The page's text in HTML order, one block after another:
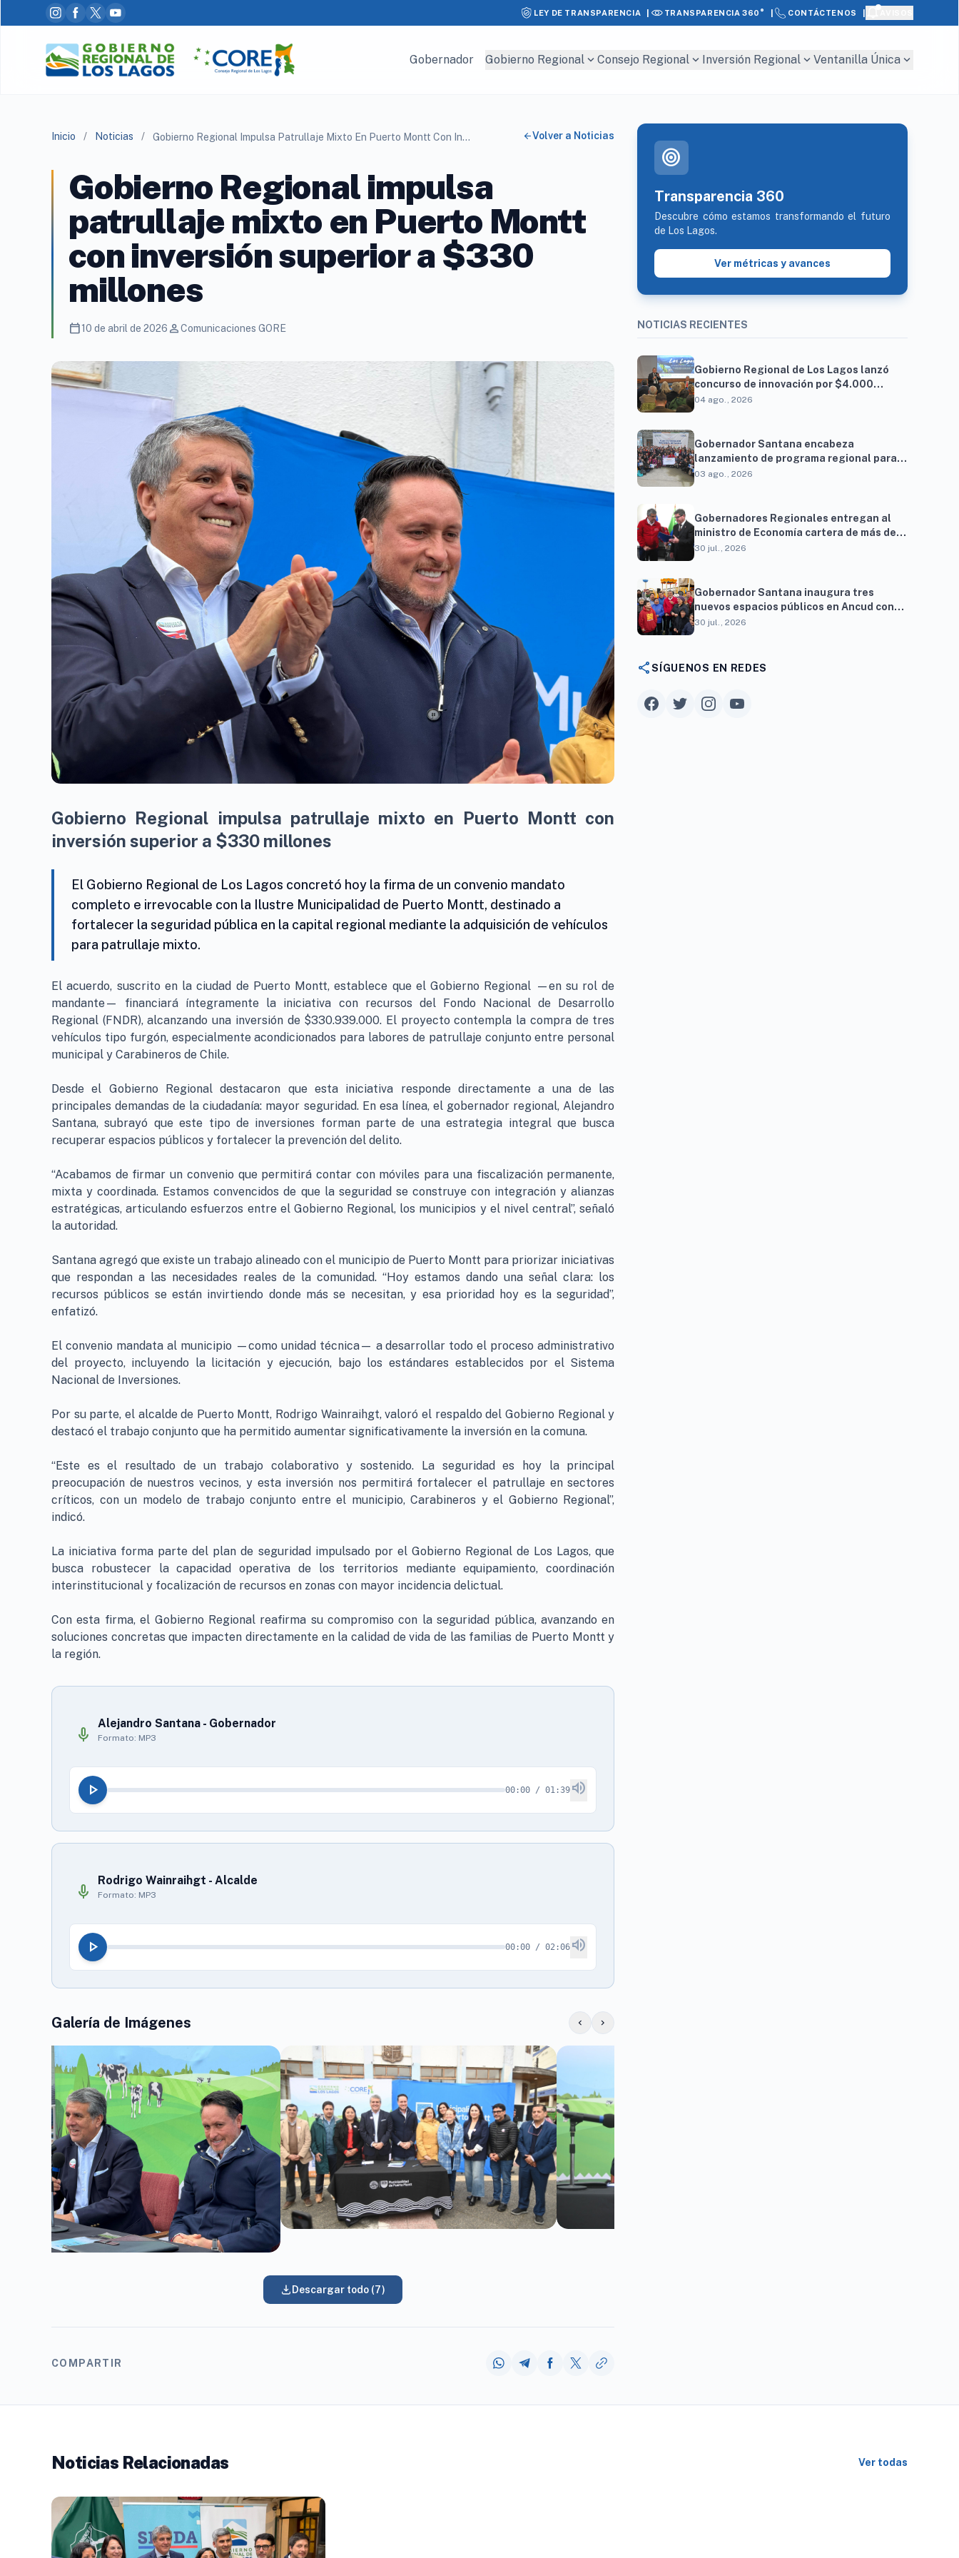
LEY DE TRANSPARENCIA | TRANSPARENCIA 360° CONTÁCTENOS
Gobernador Gobierno Regional expand_more Consejo Regional expand_more Inversión Regional expand_more Ventanilla Única expand_more
Inicio / Noticias / Gobierno Regional Impulsa Patrullaje Mixto En Puerto Montt Con Inversión Superior A $330 Millones arrow_backVolver a Noticias
Gobierno Regional impulsa
patrullaje mixto en Puerto Montt
con inversión superior a $330
millones
calendar_today10 de abril de 2026 personComunicaciones GORE
Gobierno Regional impulsa patrullaje mixto en Puerto Montt con
inversión superior a $330 millones
El Gobierno Regional de Los Lagos concretó hoy la firma de un convenio mandato
completo e irrevocable con la Ilustre Municipalidad de Puerto Montt, destinado a
fortalecer la seguridad pública en la capital regional mediante la adquisición de vehículos
para patrullaje mixto.
El acuerdo, suscrito en la ciudad de Puerto Montt, establece que el Gobierno Regional —en su rol de
mandante— financiará íntegramente la iniciativa con recursos del Fondo Nacional de Desarrollo
Regional (FNDR), alcanzando una inversión de $330.939.000. El proyecto contempla la compra de tres
vehículos tipo furgón, especialmente acondicionados para labores de patrullaje conjunto entre personal
municipal y Carabineros de Chile.
Desde el Gobierno Regional destacaron que esta iniciativa responde directamente a una de las
principales demandas de la ciudadanía: mayor seguridad. En esa línea, el gobernador regional, Alejandro
Santana, subrayó que este tipo de inversiones forman parte de una estrategia integral que busca
recuperar espacios públicos y fortalecer la prevención del delito.
“Acabamos de firmar un convenio que permitirá contar con móviles para una fiscalización permanente,
mixta y coordinada. Estamos convencidos de que la seguridad se construye con integración y alianzas
estratégicas, articulando esfuerzos entre el Gobierno Regional, los municipios y el nivel central”, señaló
la autoridad.
Santana agregó que existe un trabajo alineado con el municipio de Puerto Montt para priorizar iniciativas
que respondan a las necesidades reales de la comunidad. “Hoy estamos dando una señal clara: los
recursos públicos se están invirtiendo donde más se necesitan, y esa prioridad hoy es la seguridad”,
enfatizó.
El convenio mandata al municipio —como unidad técnica— a desarrollar todo el proceso administrativo
del proyecto, incluyendo la licitación y ejecución, bajo los estándares establecidos por el Sistema
Nacional de Inversiones.
Por su parte, el alcalde de Puerto Montt, Rodrigo Wainraihgt, valoró el respaldo del Gobierno Regional y
destacó el trabajo conjunto que ha permitido aumentar significativamente la inversión en la comuna.
“Este es el resultado de un trabajo colaborativo y sostenido. La seguridad es hoy la principal
preocupación de nuestros vecinos, y esta inversión nos permitirá fortalecer el patrullaje en sectores
críticos, con un modelo de trabajo conjunto entre el municipio, Carabineros y el Gobierno Regional”,
indicó.
La iniciativa forma parte del plan de seguridad impulsado por el Gobierno Regional de Los Lagos, que
busca robustecer la capacidad operativa de los territorios mediante equipamiento, coordinación
interinstitucional y focalización de recursos en zonas con mayor incidencia delictual.
Con esta firma, el Gobierno Regional reafirma su compromiso con la seguridad pública, avanzando en
soluciones concretas que impacten directamente en la calidad de vida de las familias de Puerto Montt y
la región.
mic
Alejandro Santana - Gobernador
Formato: MP3
play_arrow 00:00 / 01:39 volume_up
mic
Rodrigo Wainraihgt - Alcalde
Formato: MP3
play_arrow 00:00 / 02:06 volume_up
Galería de Imágenes chevron_left chevron_right
Descargar todo (7)
COMPARTIR
target
Transparencia 360
Descubre cómo estamos transformando el futuro
de Los Lagos.
Ver métricas y avances
NOTICIAS RECIENTES
Gobierno Regional de Los Lagos lanzó
concurso de innovación por $4.000
millones para resolver brechas
04 ago., 2026
Gobernador Santana encabeza
lanzamiento de programa regional para
familias vinculadas al autismo
03 ago., 2026
Gobernadores Regionales entregan al
ministro de Economía cartera de más de
900 proyectos que proyectan generar
30 jul., 2026
Gobernador Santana inaugura tres
nuevos espacios públicos en Ancud con
una inversión superior a $294 millones
30 jul., 2026
shareSÍGUENOS EN REDES
Noticias Relacionadas Ver todas